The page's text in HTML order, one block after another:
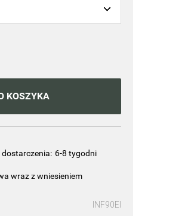
KOSZYKA
6-8 tygodni
wraz z wniesieniem
INF90EI